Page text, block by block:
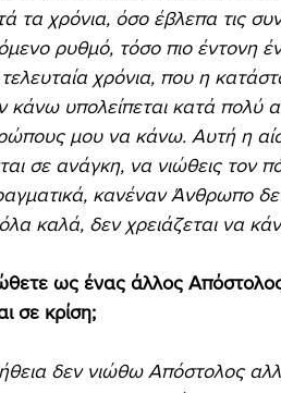
τα χρόνια, όσο έβλεπα τις
ρυθμό, τόσο πιο έντονη
κάνω υπολείπεται κατά πολύ
μου να κάνω. Αυτή η
σε ανάγκη, να νιώθεις τον
κανέναν Άνθρωπο
καλά, δεν χρειάζεται να
ως ένας άλλος
σε κρίση;
δεν νιώθω Απόστολος